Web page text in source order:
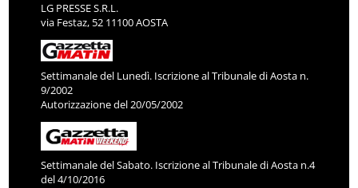
LG PRESSE S.R.L.
via Festaz, 52 11100 AOSTA
Settimanale del Lunedì. Iscrizione al Tribunale di Aosta n.
9/2002
Autorizzazione del 20/05/2002
Settimanale del Sabato. Iscrizione al Tribunale di Aosta n.4
del 4/10/2016